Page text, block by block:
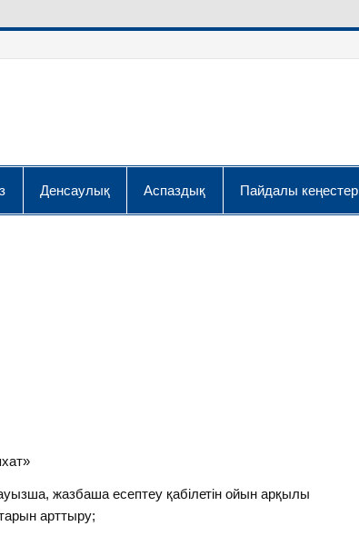
Денсаулық Аспаздық Пайдалы кеңестер
жазбаша есептеу қабілетін ойын арқылы
арттыру;